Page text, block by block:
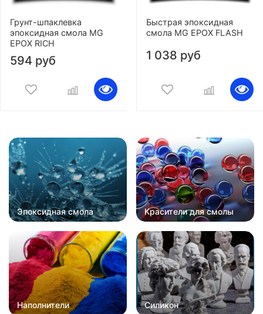
Грунт-шпаклевка
эпоксидная смола MG
EPOX RICH
594 руб
Быстрая эпоксидная
смола MG EPOX FLASH
1 038 руб
Эпоксидная смола Красители для смолы
Наполнители Силикон